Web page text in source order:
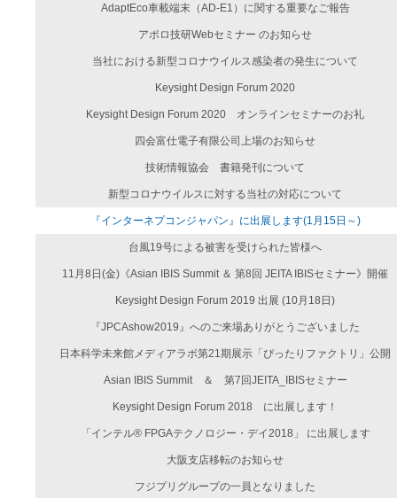
AdaptEco車載端末（AD-E1）に関する重要なご報告
アポロ技研Webセミナー のお知らせ
当社における新型コロナウイルス感染者の発生について
Keysight Design Forum 2020
Keysight Design Forum 2020 オンラインセミナーのお礼
四会富仕電子有限公司上場のお知らせ
技術情報協会 書籍発刊について
新型コロナウイルスに対する当社の対応について
『インターネプコンジャパン』に出展します(1月15日～)
台風19号による被害を受けられた皆様へ
11月8日(金)《Asian IBIS Summit ＆ 第8回 JEITA IBISセミナー》開催
Keysight Design Forum 2019 出展 (10月18日)
『JPCAshow2019』へのご来場ありがとうございました
日本科学未来館メディアラボ第21期展示「ぴったりファクトリ」公開
Asian IBIS Summit ＆ 第7回JEITA_IBISセミナー
Keysight Design Forum 2018 に出展します！
「インテル® FPGAテクノロジー・デイ2018」 に出展します
大阪支店移転のお知らせ
フジプリグループの一員となりました